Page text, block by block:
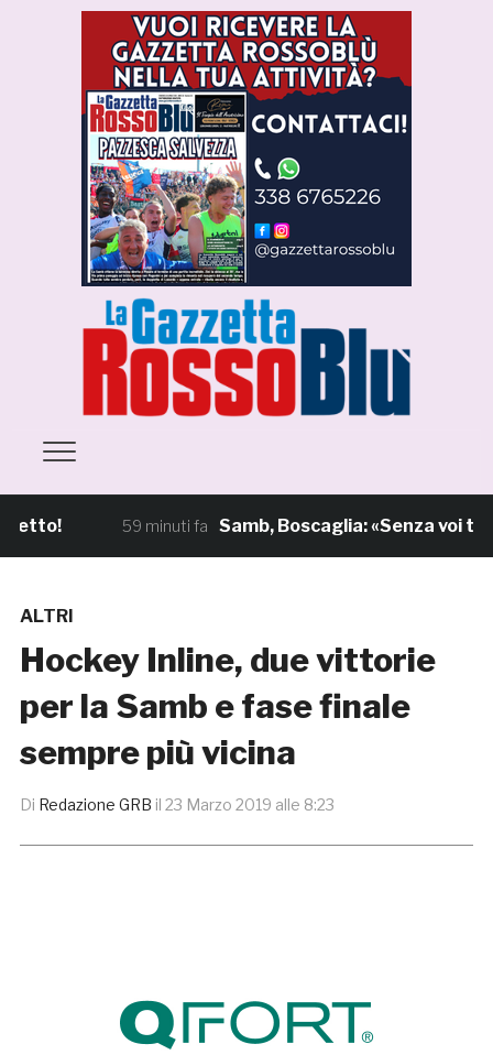
59 minuti fa Samb, Boscaglia: «Senza voi
ALTRI
Hockey Inline, due vittorie
per la Samb e fase finale
sempre più vicina
Di Redazione GRB il 23 Marzo 2019 alle 8:23